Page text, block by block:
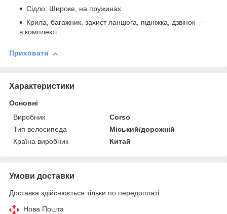
Сідло: Широке, на пружинах
Крила, багажник, захист ланцюга, підніжка, дзвінок —
в комплекті
Приховати
Характеристики
Основні
Виробник
Corso
Тип велосипеда
Міський/дорожній
Країна виробник
Китай
Умови доставки
Доставка здійснюється тільки по передоплаті.
Нова Пошта